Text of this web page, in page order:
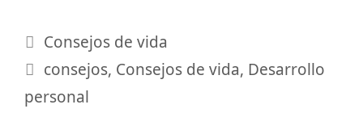
Categorías
Consejos de vida
Etiquetas
consejos, Consejos de vida, Desarrollo
personal